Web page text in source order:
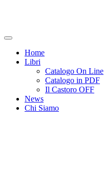
Home
Libri
Catalogo On Line
Catalogo in PDF
Il Castoro OFF
News
Chi Siamo